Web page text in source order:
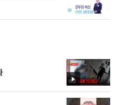
영
상